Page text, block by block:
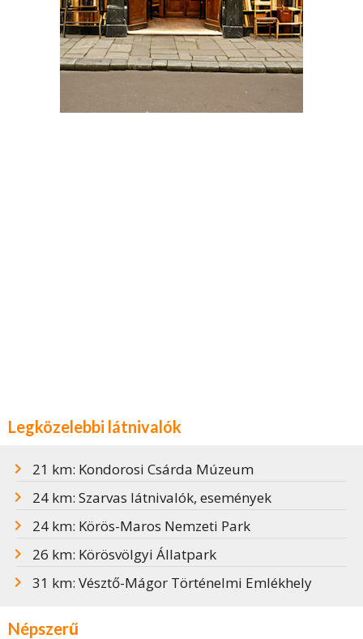
Legközelebbi látnivalók
21 km: Kondorosi Csárda Múzeum
24 km: Szarvas látnivalók, események
24 km: Körös-Maros Nemzeti Park
26 km: Körösvölgyi Állatpark
31 km: Vésztő-Mágor Történelmi Emlékhely
Népszerű